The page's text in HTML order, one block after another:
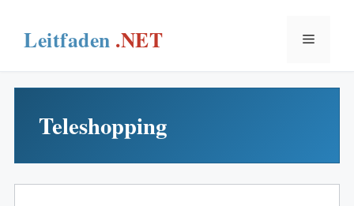
content
Menu
Teleshopping